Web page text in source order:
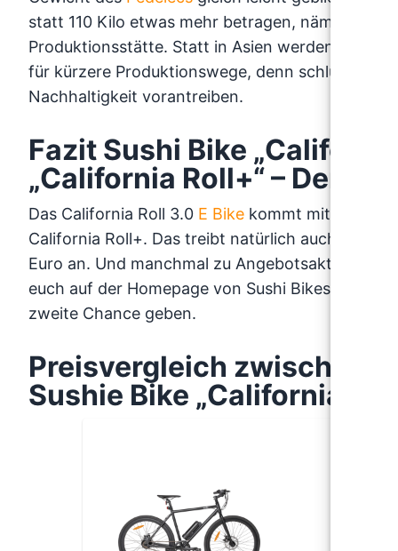
statt 110 Kilo etwas mehr betragen, nämlich 120
Produktionsstätte. Statt in Asien werden die
für kürzere Produktionswege, denn
Nachhaltigkeit vorantreiben.
Fazit Sushi Bike
„California Roll+“ – Der
Das California Roll 3.0 E Bike kommt mit vielen
California Roll+. Das treibt natürlich auch den
Euro an. Und manchmal zu Angebotsaktionen
euch auf der Homepage von Sushi Bikes auch
zweite Chance geben.
Preisvergleich zwischen
Sushie Bike „California